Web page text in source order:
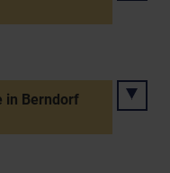
in Berndorf